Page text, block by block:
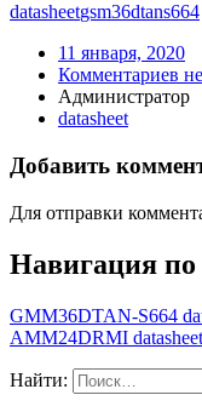
datasheetgsm36dtans664
11 января, 2020
Комментариев
Администратор
datasheet
Добавить
Для отправки
Навигация по
GMM36DTAN-S664
AMM24DRMI datasheet
Найти: